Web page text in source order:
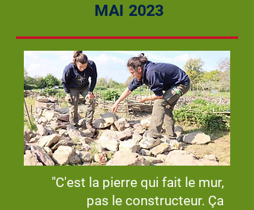
MAI 2023
"C'est la pierre qui fait le mur,
pas le constructeur. Ça